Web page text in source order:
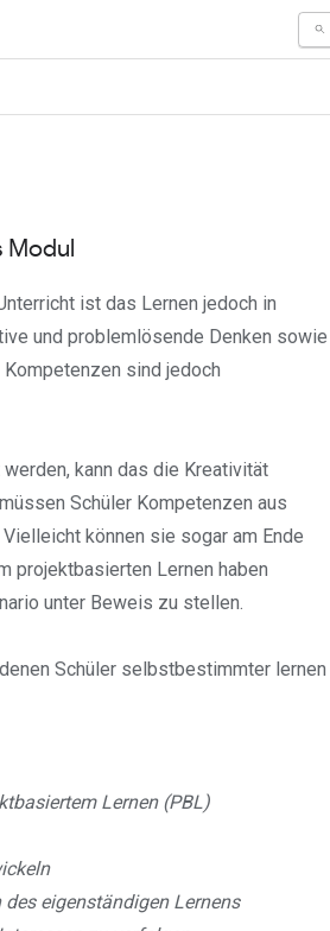
ist das Lernen jedoch in
und problemlösende Denken sowie
sind jedoch
kann das die Kreativität
Schüler Kompetenzen aus
können sie sogar am Ende
projektbasierten Lernen haben
unter Beweis zu stellen.
Schüler selbstbestimmter lernen
Lernen (PBL)
eigenständigen Lernens